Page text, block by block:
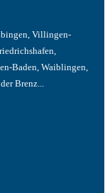
Villingen-
Baden, Waiblingen,
Brenz...